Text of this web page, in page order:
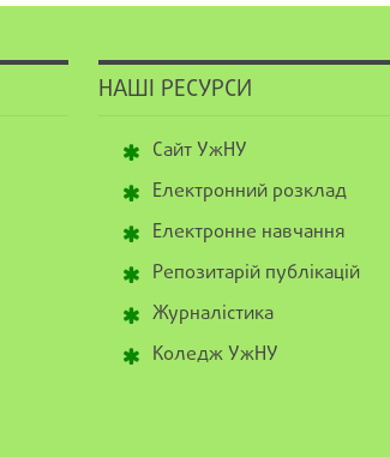
НАШІ РЕСУРСИ
Сайт УжНУ
Електронний розклад
Електронне навчання
Репозитарій публікацій
Журналістика
Коледж УжНУ